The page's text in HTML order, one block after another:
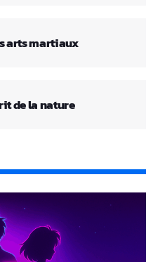
arts martiaux
de la nature